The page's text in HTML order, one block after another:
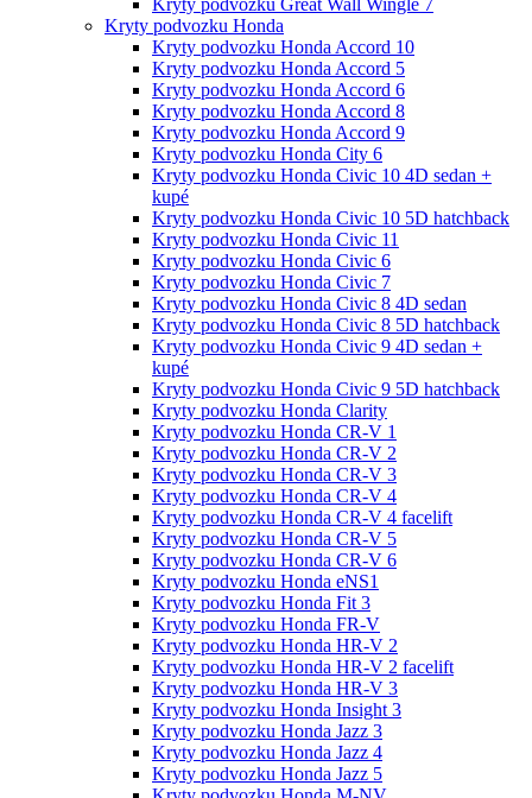
Kryty podvozku Great Wall Wingle 7
Kryty podvozku Honda
Kryty podvozku Honda Accord 10
Kryty podvozku Honda Accord 5
Kryty podvozku Honda Accord 6
Kryty podvozku Honda Accord 8
Kryty podvozku Honda Accord 9
Kryty podvozku Honda City 6
Kryty podvozku Honda Civic 10 4D sedan +
kupé
Kryty podvozku Honda Civic 10 5D hatchback
Kryty podvozku Honda Civic 11
Kryty podvozku Honda Civic 6
Kryty podvozku Honda Civic 7
Kryty podvozku Honda Civic 8 4D sedan
Kryty podvozku Honda Civic 8 5D hatchback
Kryty podvozku Honda Civic 9 4D sedan +
kupé
Kryty podvozku Honda Civic 9 5D hatchback
Kryty podvozku Honda Clarity
Kryty podvozku Honda CR-V 1
Kryty podvozku Honda CR-V 2
Kryty podvozku Honda CR-V 3
Kryty podvozku Honda CR-V 4
Kryty podvozku Honda CR-V 4 facelift
Kryty podvozku Honda CR-V 5
Kryty podvozku Honda CR-V 6
Kryty podvozku Honda eNS1
Kryty podvozku Honda Fit 3
Kryty podvozku Honda FR-V
Kryty podvozku Honda HR-V 2
Kryty podvozku Honda HR-V 2 facelift
Kryty podvozku Honda HR-V 3
Kryty podvozku Honda Insight 3
Kryty podvozku Honda Jazz 3
Kryty podvozku Honda Jazz 4
Kryty podvozku Honda Jazz 5